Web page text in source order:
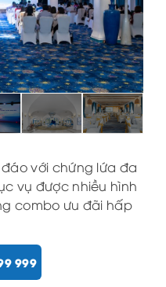
với chứng lứa đa
vụ được nhiều hình
combo ưu đãi hấp
999